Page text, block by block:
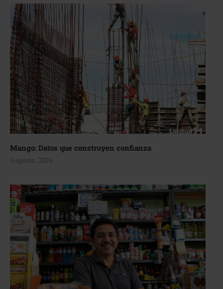
Mango: Datos que construyen confianza
3 agosto, 2026